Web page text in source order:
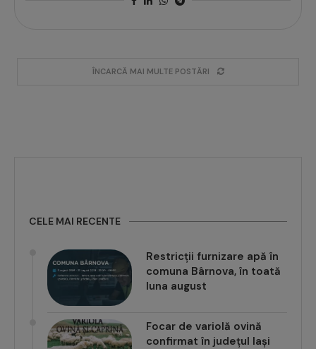
ÎNCARCĂ MAI MULTE POSTĂRI
CELE MAI RECENTE
Restricții furnizare apă în
comuna Bârnova, în toată
luna august
Focar de variolă ovină
confirmat în județul Iași